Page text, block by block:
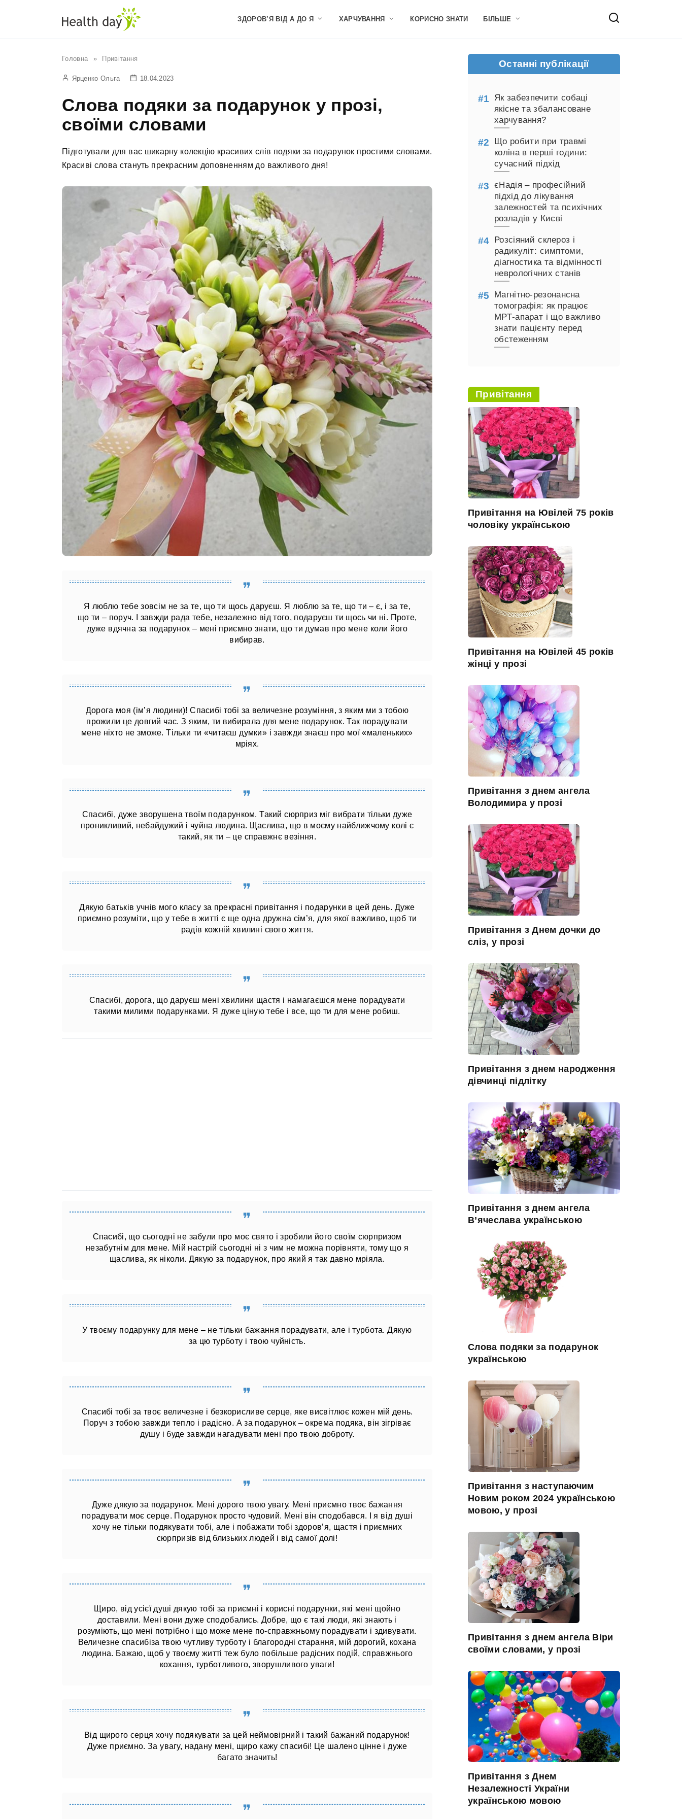
ЗДОРОВ’Я ВІД А ДО Я ХАРЧУВАННЯ КОРИСНО ЗНАТИ БІЛЬШЕ
Головна » Привітання
Ярценко Ольга 18.04.2023
Слова подяки за подарунок у прозі,
своїми словами
Підготували для вас шикарну колекцію красивих слів подяки за подарунок простими словами.
Красиві слова стануть прекрасним доповненням до важливого дня!
Я люблю тебе зовсім не за те, що ти щось даруєш. Я люблю за те, що ти – є, і за те,
що ти – поруч. І завжди рада тебе, незалежно від того, подаруєш ти щось чи ні. Проте,
дуже вдячна за подарунок – мені приємно знати, що ти думав про мене коли його
вибирав.
Дорога моя (ім’я людини)! Спасибі тобі за величезне розуміння, з яким ми з тобою
прожили це довгий час. З яким, ти вибирала для мене подарунок. Так порадувати
мене ніхто не зможе. Тільки ти «читаєш думки» і завжди знаєш про мої «маленьких»
мріях.
Спасибі, дуже зворушена твоїм подарунком. Такий сюрприз міг вибрати тільки дуже
проникливий, небайдужий і чуйна людина. Щаслива, що в моєму найближчому колі є
такий, як ти – це справжнє везіння.
Дякую батьків учнів мого класу за прекрасні привітання і подарунки в цей день. Дуже
приємно розуміти, що у тебе в житті є ще одна дружна сім’я, для якої важливо, щоб ти
радів кожній хвилині свого життя.
Спасибі, дорога, що даруєш мені хвилини щастя і намагаєшся мене порадувати
такими милими подарунками. Я дуже ціную тебе і все, що ти для мене робиш.
Спасибі, що сьогодні не забули про моє свято і зробили його своїм сюрпризом
незабутнім для мене. Мій настрій сьогодні ні з чим не можна порівняти, тому що я
щаслива, як ніколи. Дякую за подарунок, про який я так давно мріяла.
У твоєму подарунку для мене – не тільки бажання порадувати, але і турбота. Дякую
за цю турботу і твою чуйність.
Спасибі тобі за твоє величезне і безкорисливе серце, яке висвітлює кожен мій день.
Поруч з тобою завжди тепло і радісно. А за подарунок – окрема подяка, він зігріває
душу і буде завжди нагадувати мені про твою доброту.
Дуже дякую за подарунок. Мені дорого твою увагу. Мені приємно твоє бажання
порадувати моє серце. Подарунок просто чудовий. Мені він сподобався. І я від душі
хочу не тільки подякувати тобі, але і побажати тобі здоров’я, щастя і приємних
сюрпризів від близьких людей і від самої долі!
Щиро, від усієї душі дякую тобі за приємні і корисні подарунки, які мені щойно
доставили. Мені вони дуже сподобались. Добре, що є такі люди, які знають і
розуміють, що мені потрібно і що може мене по-справжньому порадувати і здивувати.
Величезне спасибіза твою чутливу турботу і благородні старання, мій дорогий, кохана
людина. Бажаю, щоб у твоєму житті теж було побільше радісних подій, справжнього
кохання, турботливого, зворушливого уваги!
Від щирого серця хочу подякувати за цей неймовірний і такий бажаний подарунок!
Дуже приємно. За увагу, надану мені, щиро кажу спасибі! Це шалено цінне і дуже
багато значить!
Останні публікації
Як забезпечити собаці
якісне та збалансоване
харчування?
Що робити при травмі
коліна в перші години:
сучасний підхід
єНадія – професійний
підхід до лікування
залежностей та психічних
розладів у Києві
Розсіяний склероз і
радикуліт: симптоми,
діагностика та відмінності
неврологічних станів
Магнітно-резонансна
томографія: як працює
МРТ-апарат і що важливо
знати пацієнту перед
обстеженням
Привітання
Привітання на Ювілей 75 років
чоловіку українською
Привітання на Ювілей 45 років
жінці у прозі
Привітання з днем ангела
Володимира у прозі
Привітання з Днем дочки до
сліз, у прозі
Привітання з днем народження
дівчинці підлітку
Привітання з днем ангела
В’ячеслава українською
Слова подяки за подарунок
українською
Привітання з наступаючим
Новим роком 2024 українською
мовою, у прозі
Привітання з днем ангела Віри
своїми словами, у прозі
Привітання з Днем
Незалежності України
українською мовою